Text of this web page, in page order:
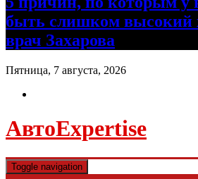
быть слишком высокий
врач Захарова
Пятница, 7 августа, 2026
АвтоExpertise
Toggle navigation